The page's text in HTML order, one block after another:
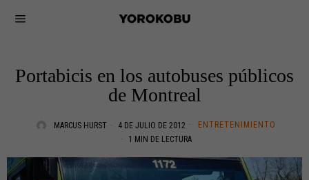
Portabicis en los autobuses públicos
de Montreal
MARCUS HURST 4 DE JULIO DE 2012
ENTRETENIMIENTO
1 MIN DE LECTURA